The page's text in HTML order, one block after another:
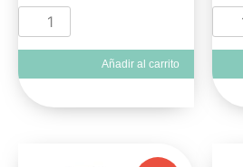
Añadir al carrito